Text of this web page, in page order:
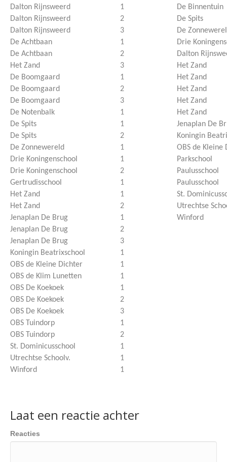
Dalton Rijnsweerd
1
De Binnentuin
Dalton Rijnsweerd
2
De Spits
Dalton Rijnsweerd
3
De
De Achtbaan
1
Drie
De Achtbaan
2
Dalton
Het Zand
3
Het Zand
De Boomgaard
1
Het Zand
De Boomgaard
2
Het Zand
De Boomgaard
3
Het Zand
De Notenbalk
1
Het Zand
De Spits
1
Jenaplan De
De Spits
2
Koningin
De Zonnewereld
1
OBS de Kleine
Drie Koningenschool
1
Parkschool
Drie Koningenschool
2
Paulusschool
Gertrudisschool
1
Paulusschool
Het Zand
1
St.
Het Zand
2
Utrechtse
Jenaplan De Brug
1
Winford
Jenaplan De Brug
2
Jenaplan De Brug
3
Koningin Beatrixschool
1
OBS de Kleine Dichter
1
OBS de Klim Lunetten
1
OBS De Koekoek
1
OBS De Koekoek
2
OBS De Koekoek
3
OBS Tuindorp
1
OBS Tuindorp
2
St. Dominicusschool
1
Utrechtse Schoolv.
1
Winford
1
Laat een reactie achter
Reacties